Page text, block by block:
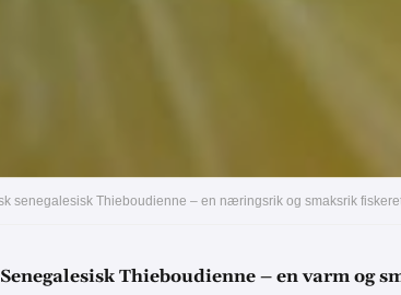
Senegalesisk Thieboudienne – en varm og